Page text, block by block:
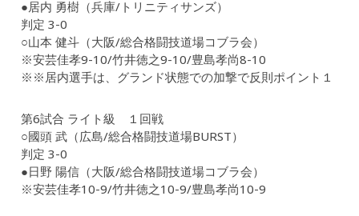
●居内 勇樹（兵庫/トリニティサンズ）
判定 3-0
○山本 健斗（大阪/総合格闘技道場コブラ会）
※安芸佳孝9-10/竹井徳之9-10/豊島孝尚8-10
※※居内選手は、グランド状態での加撃で反則ポイント１
第6試合 ライト級 １回戦
○國頭 武（広島/総合格闘技道場BURST）
判定 3-0
●日野 陽信（大阪/総合格闘技道場コブラ会）
※安芸佳孝10-9/竹井徳之10-9/豊島孝尚10-9